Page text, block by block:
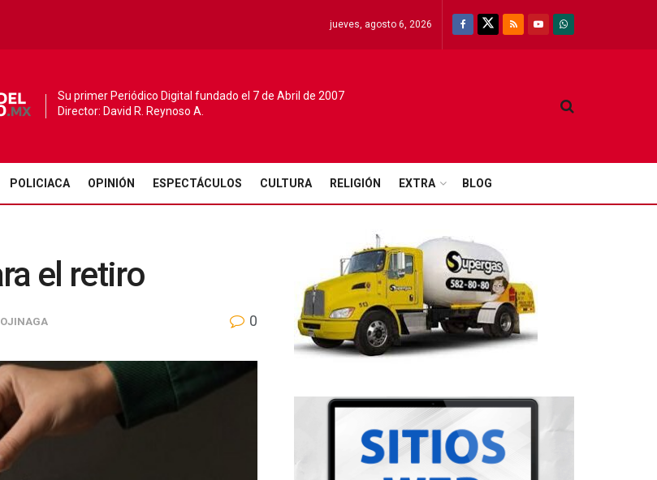
jueves, agosto 6, 2026
Su primer Periódico Digital fundado el 7 de Abril de 2007
Director: David R. Reynoso A.
POLICIACA OPINIÓN ESPECTÁCULOS CULTURA RELIGIÓN EXTRA BLOG
el retiro
OJINAGA 0